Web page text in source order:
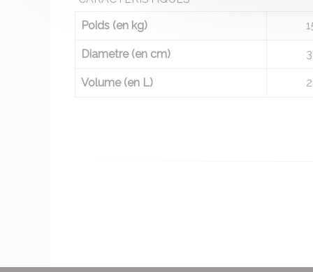
Poids (en kg)
Diametre (en cm)
Volume (en L)